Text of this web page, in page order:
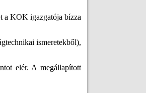
a KOK igazgatója bízza
ismeretekből),
elér. A megállapított